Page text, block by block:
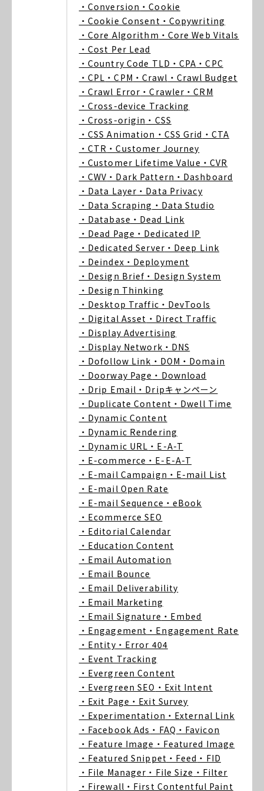
・Conversion ・Cookie
・Cookie Consent ・Copywriting
・Core Algorithm ・Core Web Vitals
・Cost Per Lead
・Country Code TLD ・CPA ・CPC
・CPL ・CPM ・Crawl ・Crawl Budget
・Crawl Error ・Crawler ・CRM
・Cross-device Tracking
・Cross-origin ・CSS
・CSS Animation ・CSS Grid ・CTA
・CTR ・Customer Journey
・Customer Lifetime Value ・CVR
・CWV ・Dark Pattern ・Dashboard
・Data Layer ・Data Privacy
・Data Scraping ・Data Studio
・Database ・Dead Link
・Dead Page ・Dedicated IP
・Dedicated Server ・Deep Link
・Deindex ・Deployment
・Design Brief ・Design System
・Design Thinking
・Desktop Traffic ・DevTools
・Digital Asset ・Direct Traffic
・Display Advertising
・Display Network ・DNS
・Dofollow Link ・DOM ・Domain
・Doorway Page ・Download
・Drip Email ・Dripキャンペーン
・Duplicate Content ・Dwell Time
・Dynamic Content
・Dynamic Rendering
・Dynamic URL ・E-A-T
・E-commerce ・E-E-A-T
・E-mail Campaign ・E-mail List
・E-mail Open Rate
・E-mail Sequence ・eBook
・Ecommerce SEO
・Editorial Calendar
・Education Content
・Email Automation
・Email Bounce
・Email Deliverability
・Email Marketing
・Email Signature ・Embed
・Engagement ・Engagement Rate
・Entity ・Error 404
・Event Tracking
・Evergreen Content
・Evergreen SEO ・Exit Intent
・Exit Page ・Exit Survey
・Experimentation ・External Link
・Facebook Ads ・FAQ ・Favicon
・Feature Image ・Featured Image
・Featured Snippet ・Feed ・FID
・File Manager ・File Size ・Filter
・Firewall ・First Contentful Paint